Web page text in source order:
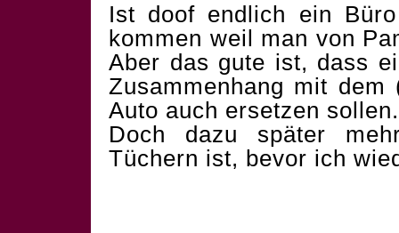
Ist doof endlich ein
kommen weil man von
Aber das gute ist, dass
Zusammenhang mit
Auto auch ersetzen
Doch dazu später
Tüchern ist, bevor ich